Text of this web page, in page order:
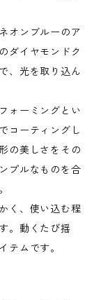
オンブルーのア
ダイヤモンドク
、光を取り込ん
ォーミングとい
コーティングし
の美しさをその
プルなものを合
く、使い込む程
。動くたび揺
テムです。